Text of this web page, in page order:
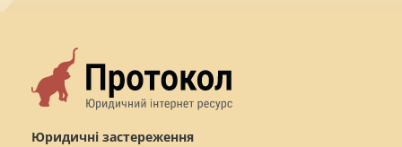
Юридичні застереження